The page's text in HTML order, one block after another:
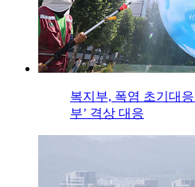
복지부, 폭염 초기대
부’ 격상 대응